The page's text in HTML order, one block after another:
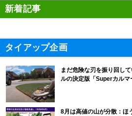
新着記事
タイアップ企画
まだ危険な刃を振り回し
ルの決定版「Superカルマ
8月は高値の山が分散：ほ